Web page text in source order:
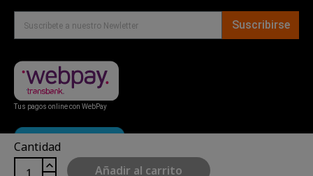
Cantidad
Añadir al carrito
Suscribirse
Tus pagos online con WebPay